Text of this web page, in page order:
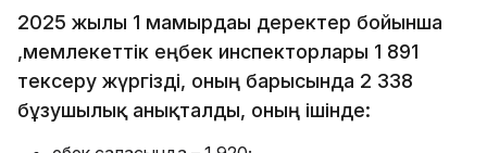
2025 жылғы 1 мамырдағы деректер бойынша
,мемлекеттік еңбек инспекторлары 1 891
тексеру жүргізді, оның барысында 2 338
бұзушылық анықталды, оның ішінде: